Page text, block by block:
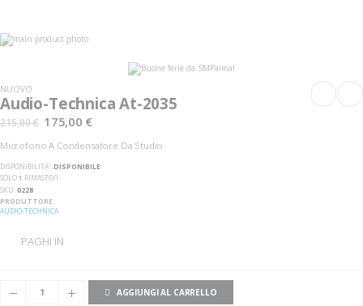
Vai
alla
galleria
di
immagini
galleria
di
immagini
NUOVO
Audio-Technica At-2035
215,00 € 175,00 €
Microfono A Condensatore Da Studio
DISPONIBILITA':DISPONIBILE
SOLO1 RIMASTO/I
SKU 0228
PRODUTTORE
AUDIO-TECHNICA
PAGHI IN
AGGIUNGI AL CARRELLO